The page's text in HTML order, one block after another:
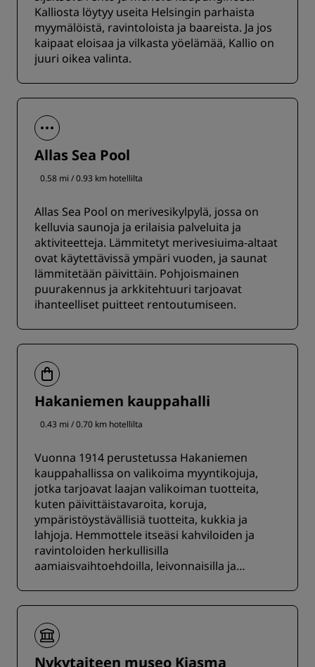
Kalliosta löytyy useita Helsingin parhaista
myymälöistä, ravintoloista ja baareista. Ja jos
kaipaat eloisaa ja vilkasta yöelämää, Kallio on
juuri oikea valinta.
Allas Sea Pool
0.58 mi / 0.93 km hotellilta
Allas Sea Pool on merivesikylpylä, jossa on
kelluvia saunoja ja erilaisia palveluita ja
aktiviteetteja. Lämmitetyt merivesiuima-altaat
ovat käytettävissä ympäri vuoden, ja saunat
lämmitetään päivittäin. Pohjoismainen
puurakennus ja arkkitehtuuri tarjoavat
ihanteelliset puitteet rentoutumiseen.
Hakaniemen kauppahalli
0.43 mi / 0.70 km hotellilta
Vuonna 1914 perustetussa Hakaniemen
kauppahallissa on valikoima myyntikojuja,
jotka tarjoavat laajan valikoiman tuotteita,
kuten päivittäistavaroita, koruja,
ympäristöystävällisiä tuotteita, kukkia ja
lahjoja. Hemmottele itseäsi kahviloiden ja
ravintoloiden herkullisilla
aamiaisvaihtoehdoilla, leivonnaisilla ja
Nykytaiteen museo Kiasma